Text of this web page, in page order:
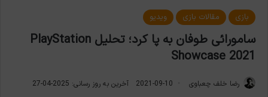
بازی مقالات بازی ویدیو
سامورائی طوفان به پا کرد؛ تحلیل PlayStation
Showcase 2021
رضا خلف چعباوی 2021-09-10
آخرین به روز رسانی: 2025-04-27